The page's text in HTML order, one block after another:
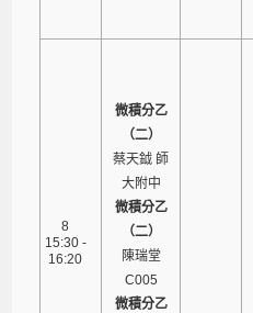
8
15:30 -
16:20
微積分乙
（二）
蔡天鉞 師
大附中
微積分乙
（二）
陳瑞堂
C005
微積分乙